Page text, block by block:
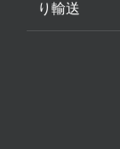
り輸送